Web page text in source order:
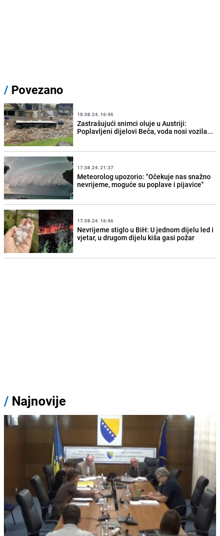
/ Povezano
18.08.24. 16:46
Zastrašujući snimci oluje u Austriji:
Poplavljeni dijelovi Beča, voda nosi vozila...
17.08.24. 21:37
Meteorolog upozorio: "Očekuje nas snažno
nevrijeme, moguće su poplave i pijavice"
17.08.24. 16:46
Nevrijeme stiglo u BiH: U jednom dijelu led i
vjetar, u drugom dijelu kiša gasi požar
/ Najnovije